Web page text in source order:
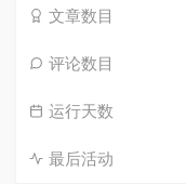
文章数目
评论数目
运行天数
最后活动